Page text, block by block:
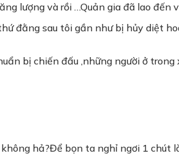
lượng và rồi …Quản gia đã lao đến
đằng sau tôi gần như bị hủy diệt
bị chiến đấu ,những người ở
hả?Để bọn ta nghỉ ngơi 1 chút